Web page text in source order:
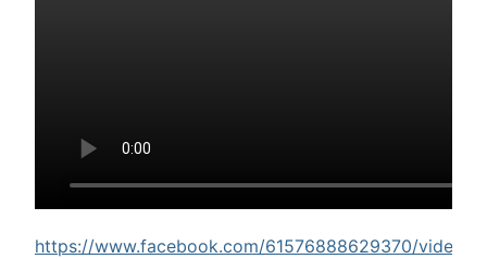
https://www.facebook.com/61576888629370/videos/